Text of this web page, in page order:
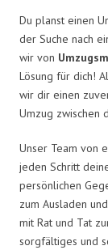
Du planst einen
der Suche nach
wir von
Lösung für dich!
wir dir einen
Umzug zwischen
Unser Team von
jeden Schritt
persönlichen
zum Ausladen
mit Rat und Tat
sorgfältiges und